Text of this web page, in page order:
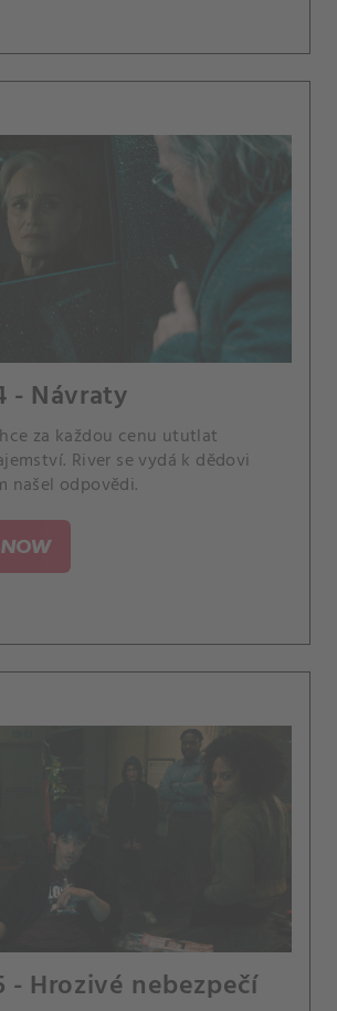
- Návraty
za každou cenu ututlat
River se vydá k dědovi
našel odpovědi.
NOW
- Hrozivé nebezpečí